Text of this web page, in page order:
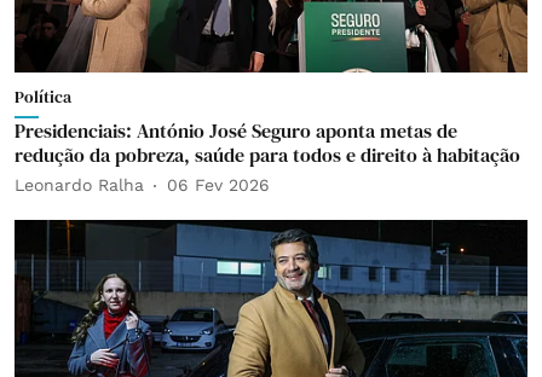
Política
Presidenciais: António José Seguro aponta metas de
redução da pobreza, saúde para todos e direito à habitação
Leonardo Ralha 06 Fev 2026